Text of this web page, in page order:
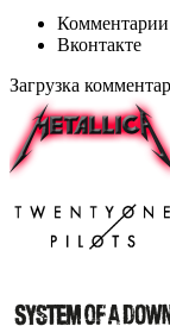
Комментарии
Вконтакте
Загрузка